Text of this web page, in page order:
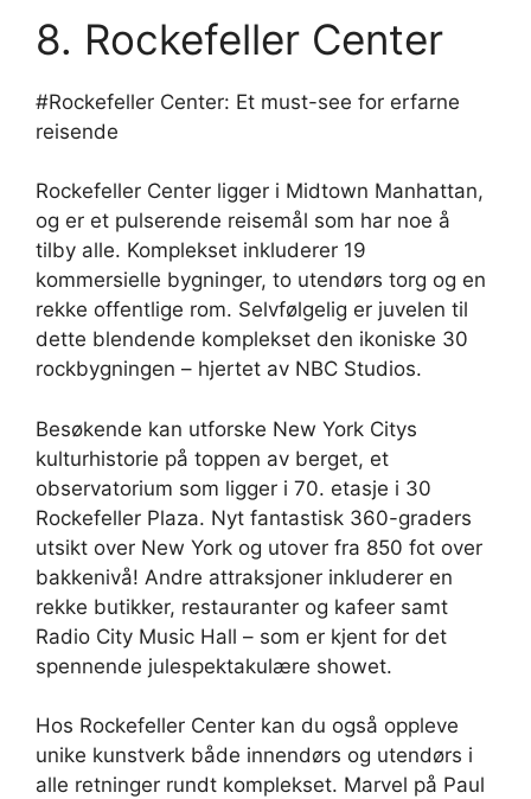
8. Rockefeller Center
#Rockefeller Center: Et must-see for erfarne
reisende
Rockefeller Center ligger i Midtown Manhattan,
og er et pulserende reisemål som har noe å
tilby alle. Komplekset inkluderer 19
kommersielle bygninger, to utendørs torg og en
rekke offentlige rom. Selvfølgelig er juvelen til
dette blendende komplekset den ikoniske 30
rockbygningen – hjertet av NBC Studios.
Besøkende kan utforske New York Citys
kulturhistorie på toppen av berget, et
observatorium som ligger i 70. etasje i 30
Rockefeller Plaza. Nyt fantastisk 360-graders
utsikt over New York og utover fra 850 fot over
bakkenivå! Andre attraksjoner inkluderer en
rekke butikker, restauranter og kafeer samt
Radio City Music Hall – som er kjent for det
spennende julespektakulære showet.
Hos Rockefeller Center kan du også oppleve
unike kunstverk både innendørs og utendørs i
alle retninger rundt komplekset. Marvel på Paul